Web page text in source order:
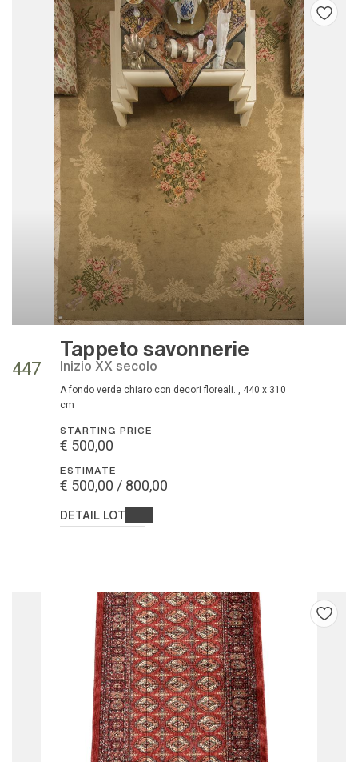
447
Tappeto savonnerie
inizio XX secolo
a fondo verde chiaro con decori floreali. , 440 x 310
cm
STARTING PRICE
€ 500,00
ESTIMATE
€ 500,00 / 800,00
DETAIL LOT